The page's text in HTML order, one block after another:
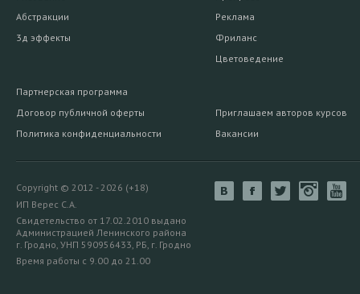
Абстракции
3д эффекты
Реклама
Фриланс
Цветоведение
Партнерская программа
Договор публичной оферты
Политика конфиденциальности
Приглашаем авторов курсов
Вакансии
Copyright © 2012 - 2026 (+18)
ИП Верес С.А.
Свидетельство от 17.02.2010 выдано
Администрацией Ленинского района
г. Гродно, УНП 590956433, РБ, г. Гродно
Время работы с 9.00 до 21.00